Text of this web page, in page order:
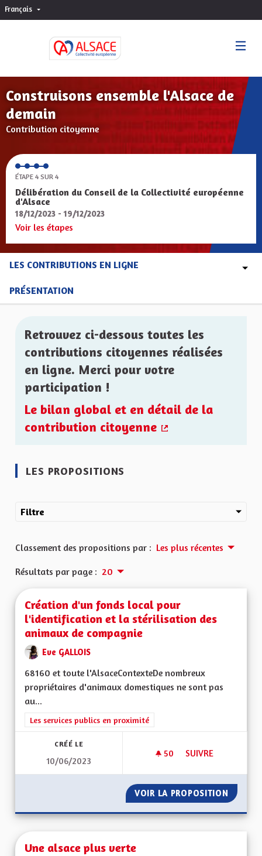
Français Choisir la langue
Construisons ensemble l'Alsace de
demain
Contribution citoyenne
ÉTAPE 4 SUR 4
Délibération du Conseil de la Collectivité européenne
d'Alsace
18/12/2023 - 19/12/2023
Voir les étapes
LES CONTRIBUTIONS EN LIGNE
PRÉSENTATION
Retrouvez ci-dessous toutes les
contributions citoyennes réalisées
en ligne. Merci pour votre
participation !
Le bilan global et en détail de la
contribution citoyenne
LES PROPOSITIONS
Filtre
Classement des propositions par : Les plus récentes
Résultats par page : 20
Création d'un fonds local pour
l'identification et la stérilisation des
animaux de compagnie
Eve GALLOIS
68160 et toute l'AlsaceContexteDe nombreux
propriétaires d'animaux domestiques ne sont pas
au...
Filtrer les résultats de la catégorie : Les services publics en
Les services publics en proximité
CRÉÉ LE
10/06/2023
50 50 ABONNÉS
SUIVRE
VOIR LA PROPOSITION
Une alsace plus verte